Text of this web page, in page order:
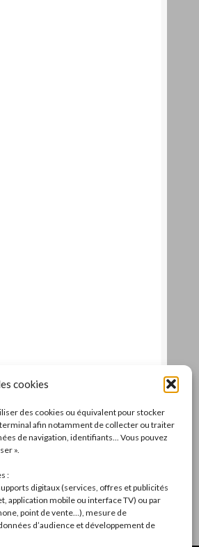
cookies
des cookies ou équivalent pour stocker
afin notamment de collecter ou traiter
de navigation, identifiants... Vous pouvez
».
:
digitaux (services, offres et publicités
application mobile ou interface TV) ou par
point de vente…), mesure de
d’audience et développement de